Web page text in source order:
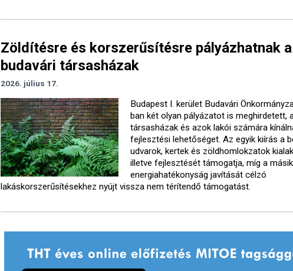
Zöldítésre és korszerűsítésre pályázhatnak a
budavári társasházak
2026. július 17.
Budapest I. kerület Budavári
ban két olyan pályázatot is meghirdetett,
társasházak és azok lakói számára
fejlesztési lehetőséget. Az egyik kiírás a
udvarok, kertek és zöldhomlokzatok
illetve fejlesztését támogatja, míg a
energiahatékonyság javítását célzó
lakáskorszerűsítésekhez nyújt vissza nem térítendő támogatást.